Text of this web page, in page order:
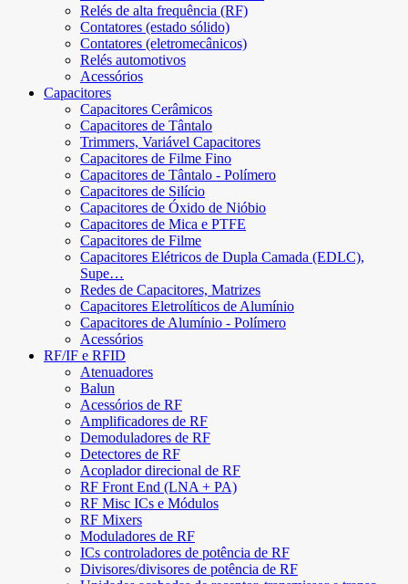
Relés de alta frequência (RF)
Contatores (estado sólido)
Contatores (eletromecânicos)
Relés automotivos
Acessórios
Capacitores
Capacitores Cerâmicos
Capacitores de Tântalo
Trimmers, Variável Capacitores
Capacitores de Filme Fino
Capacitores de Tântalo - Polímero
Capacitores de Silício
Capacitores de Óxido de Nióbio
Capacitores de Mica e PTFE
Capacitores de Filme
Capacitores Elétricos de Dupla Camada (EDLC),
Supe…
Redes de Capacitores, Matrizes
Capacitores Eletrolíticos de Alumínio
Capacitores de Alumínio - Polímero
Acessórios
RF/IF e RFID
Atenuadores
Balun
Acessórios de RF
Amplificadores de RF
Demoduladores de RF
Detectores de RF
Acoplador direcional de RF
RF Front End (LNA + PA)
RF Misc ICs e Módulos
RF Mixers
Moduladores de RF
ICs controladores de potência de RF
Divisores/divisores de potência de RF